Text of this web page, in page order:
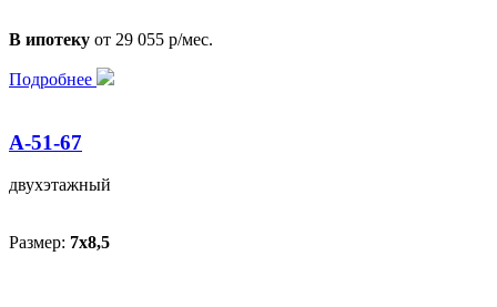
В ипотеку от 29 055 р/мес.
Подробнее
А-51-67
двухэтажный
Размер: 7x8,5